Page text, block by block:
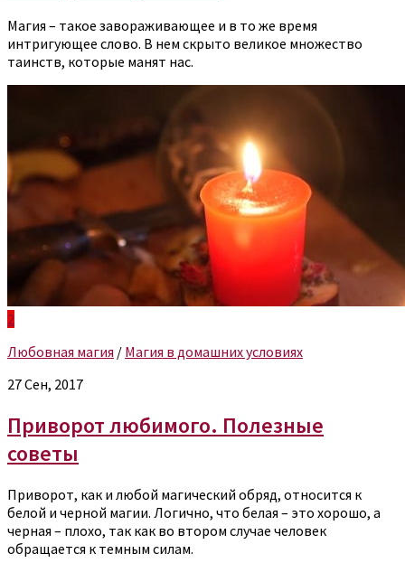
Магия – такое завораживающее и в то же время
интригующее слово. В нем скрыто великое множество
таинств, которые манят нас.
2
Любовная магия / Магия в домашних условиях
27 Сен, 2017
Приворот любимого. Полезные
советы
Приворот, как и любой магический обряд, относится к
белой и черной магии. Логично, что белая – это хорошо, а
черная – плохо, так как во втором случае человек
обращается к темным силам.